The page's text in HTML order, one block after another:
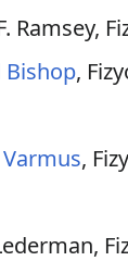
Ramsey,
Bishop,
,